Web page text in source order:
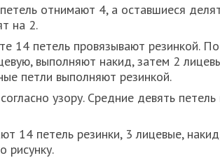
отнимают 4, а оставшиеся
на 2.
14 петель провязывают резинкой.
выполняют накид, затем 2
петли выполняют резинкой.
узору. Средние девять
14 петель резинки, 3 лицевые,
рисунку.